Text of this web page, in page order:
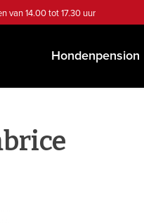
van 14.00 tot 17.30 uur
Hondenpension